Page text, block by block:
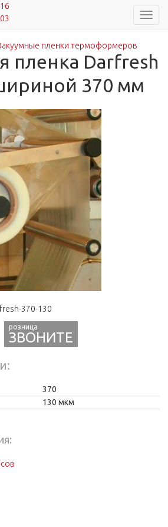
пленки термоформеров
пленка Darfresh
370 мм
370-130
ЗВОНИТЕ
370
130 мкм